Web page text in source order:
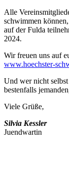
Alle
schwimmen
auf der Fulda
2024.
Wir freuen uns auf
www.hoechster-
Und wer nicht
bestenfalls
Viele Grüße,
Silvia Kessler
Juendwartin